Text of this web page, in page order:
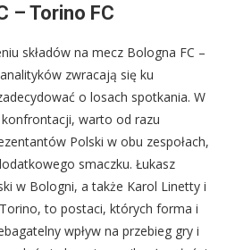
– Torino FC
składów na mecz Bologna FC –
zwracają się ku
o losach spotkania. W
warto od razu
Polski w obu zespołach,
smaczku. Łukasz
w Bologni, a także Karol Linetty i
to postaci, których forma i
wpływ na przebieg gry i